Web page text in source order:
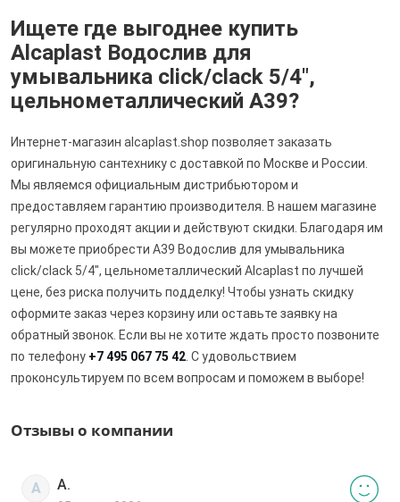
Ищете где выгоднее купить
Alcaplast Водослив для
умывальника click/clack 5/4",
цельнометаллический A39?
Интернет-магазин alcaplast.shop позволяет заказать
оригинальную сантехнику с доставкой по Москве и России.
Мы являемся официальным дистрибьютором и
предоставляем гарантию производителя. В нашем магазине
регулярно проходят акции и действуют скидки. Благодаря им
вы можете приобрести A39 Водослив для умывальника
click/clack 5/4", цельнометаллический Alcaplast по лучшей
цене, без риска получить подделку! Чтобы узнать скидку
оформите заказ через корзину или оставьте заявку на
обратный звонок. Если вы не хотите ждать просто позвоните
по телефону +7 495 067 75 42 . С удовольствием
проконсультируем по всем вопросам и поможем в выборе!
Отзывы о компании
А А.